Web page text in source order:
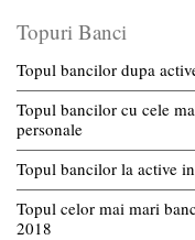
Topuri Banci
Topul bancilor dupa
Topul bancilor cu cele
personale
Topul bancilor la active
Topul celor mai mari
2018